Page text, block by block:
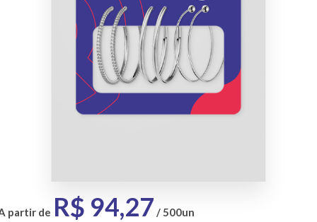
partir de 94,27 / 500un